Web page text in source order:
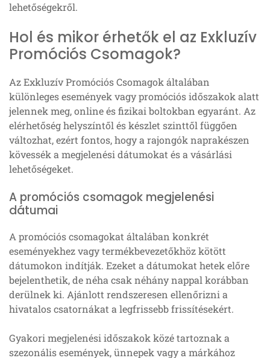
lehetőségekről.
Hol és mikor érhetők el az Exkluzív
Promóciós Csomagok?
Az Exkluzív Promóciós Csomagok általában
különleges események vagy promóciós időszakok alatt
jelennek meg, online és fizikai boltokban egyaránt. Az
elérhetőség helyszíntől és készlet szinttől függően
változhat, ezért fontos, hogy a rajongók naprakészen
kövessék a megjelenési dátumokat és a vásárlási
lehetőségeket.
A promóciós csomagok megjelenési
dátumai
A promóciós csomagokat általában konkrét
eseményekhez vagy termékbevezetőkhöz kötött
dátumokon indítják. Ezeket a dátumokat hetek előre
bejelenthetik, de néha csak néhány nappal korábban
derülnek ki. Ajánlott rendszeresen ellenőrizni a
hivatalos csatornákat a legfrissebb frissítésekért.
Gyakori megjelenési időszakok közé tartoznak a
szezonális események, ünnepek vagy a márkához